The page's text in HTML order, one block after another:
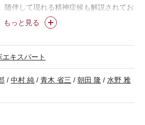
もっと見る
随伴して現れる精神症候も解説されてお
問題を理解したい医師も必読。
神科臨床エキスパート≫ シリーズセット
トです。 セット定価：本体15,500円
02007-7ご注文ページ
キスパート
/ 中村 純 / 青木 省三 / 朝田 隆 / 水野 雅